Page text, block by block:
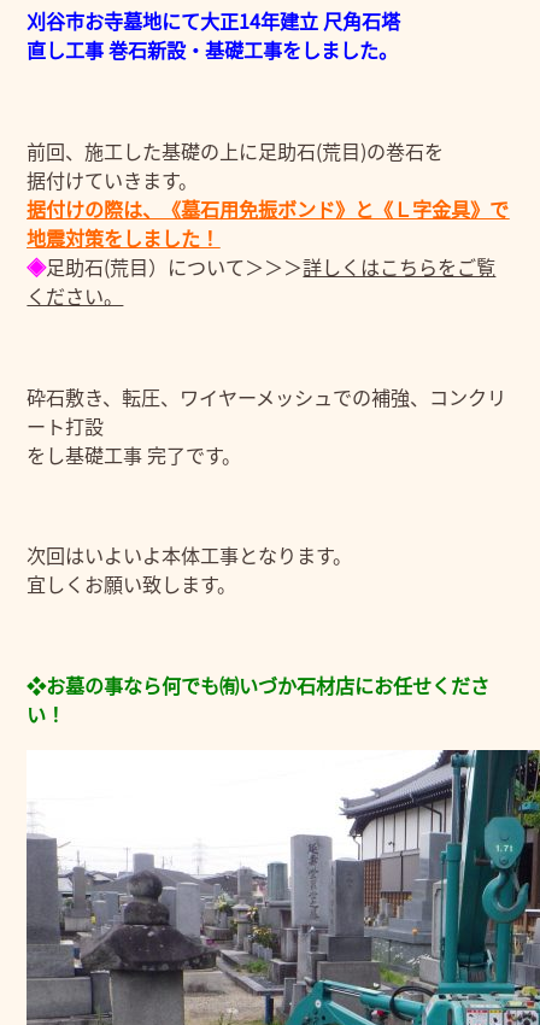
刈谷市お寺墓地にて大正14年建立 尺角石塔
直し工事 巻石新設・基礎工事をしました。
前回、施工した基礎の上に足助石(荒目)の巻石を
据付けていきます。
据付けの際は、《墓石用免振ボンド》と《Ｌ字金具》で
地震対策をしました！
◈足助石(荒目）について＞＞＞詳しくはこちらをご覧
ください。
砕石敷き、転圧、ワイヤーメッシュでの補強、コンクリ
ート打設
をし基礎工事 完了です。
次回はいよいよ本体工事となります。
宜しくお願い致します。
❖お墓の事なら何でも㈲いづか石材店にお任せくださ
い！